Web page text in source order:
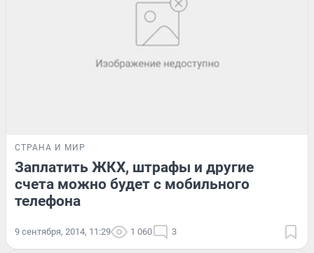
СТРАНА И МИР
Заплатить ЖКХ, штрафы и другие
счета можно будет с мобильного
телефона
9 сентября, 2014, 11:29 1 060 3